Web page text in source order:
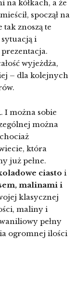
na kółkach, a że
spoczął na
znoszą te
i
wyjeżdża,
– dla kolejnych
I można sobie
można
która
już pełne.
ciasto i
malinami i
klasycznej
maliny i
pełny
ogromnej ilości